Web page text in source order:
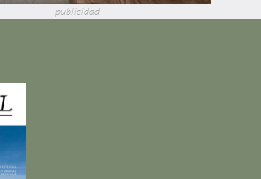
publicidad